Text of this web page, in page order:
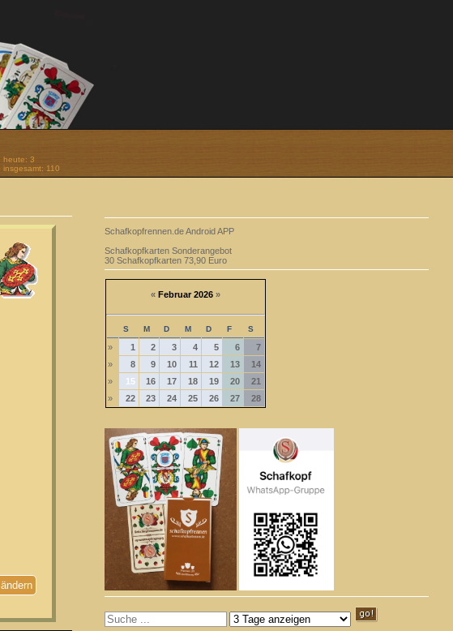
heute: 3
insgesamt: 110
Schafkopfrennen.de Android APP
Schafkopfkarten Sonderangebot
30 Schafkopfkarten 73,90 Euro
« Februar 2026 »
S M D M D F S
» 1 2 3 4 5 6
7
»
8 9 10 11 12 13
14
»
15 16 17 18 19 20
21
»
22 23 24 25 26 27 28